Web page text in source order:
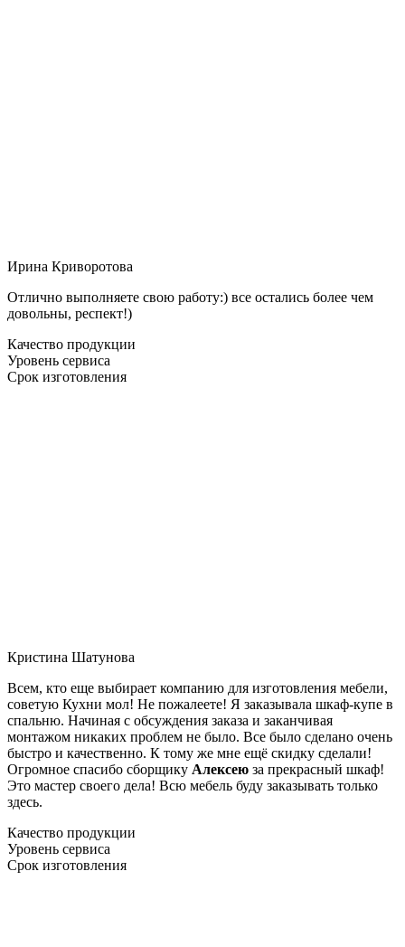
Ирина Криворотова
Отлично выполняете свою работу:) все остались более чем
довольны, респект!)
Качество продукции
Уровень сервиса
Срок изготовления
Кристина Шатунова
Всем, кто еще выбирает компанию для изготовления мебели,
советую Кухни мол! Не пожалеете! Я заказывала шкаф-купе в
спальню. Начиная с обсуждения заказа и заканчивая
монтажом никаких проблем не было. Все было сделано очень
быстро и качественно. К тому же мне ещё скидку сделали!
Огромное спасибо сборщику Алексею за прекрасный шкаф!
Это мастер своего дела! Всю мебель буду заказывать только
здесь.
Качество продукции
Уровень сервиса
Срок изготовления